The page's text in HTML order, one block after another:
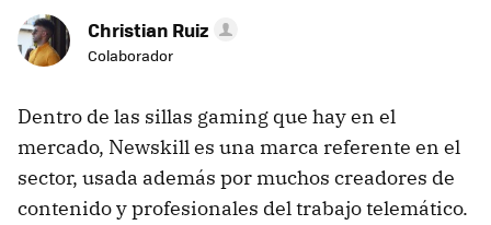
Christian Ruiz
Colaborador
Dentro de las sillas gaming que hay en el
mercado, Newskill es una marca referente en el
sector, usada además por muchos creadores de
contenido y profesionales del trabajo telemático.